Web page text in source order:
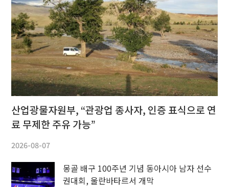
산업광물자원부, “관광업 종사자, 인증 표식으로 연
료 무제한 주유 가능”
2026-08-07
몽골 배구 100주년 기념 동아시아 남자 선수
권대회, 울란바타르서 개막